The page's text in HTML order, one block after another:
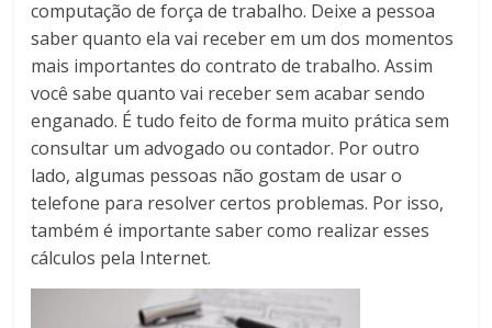
computação de força de trabalho. Deixe a pessoa
saber quanto ela vai receber em um dos momentos
mais importantes do contrato de trabalho. Assim
você sabe quanto vai receber sem acabar sendo
enganado. É tudo feito de forma muito prática sem
consultar um advogado ou contador. Por outro
lado, algumas pessoas não gostam de usar o
telefone para resolver certos problemas. Por isso,
também é importante saber como realizar esses
cálculos pela Internet.